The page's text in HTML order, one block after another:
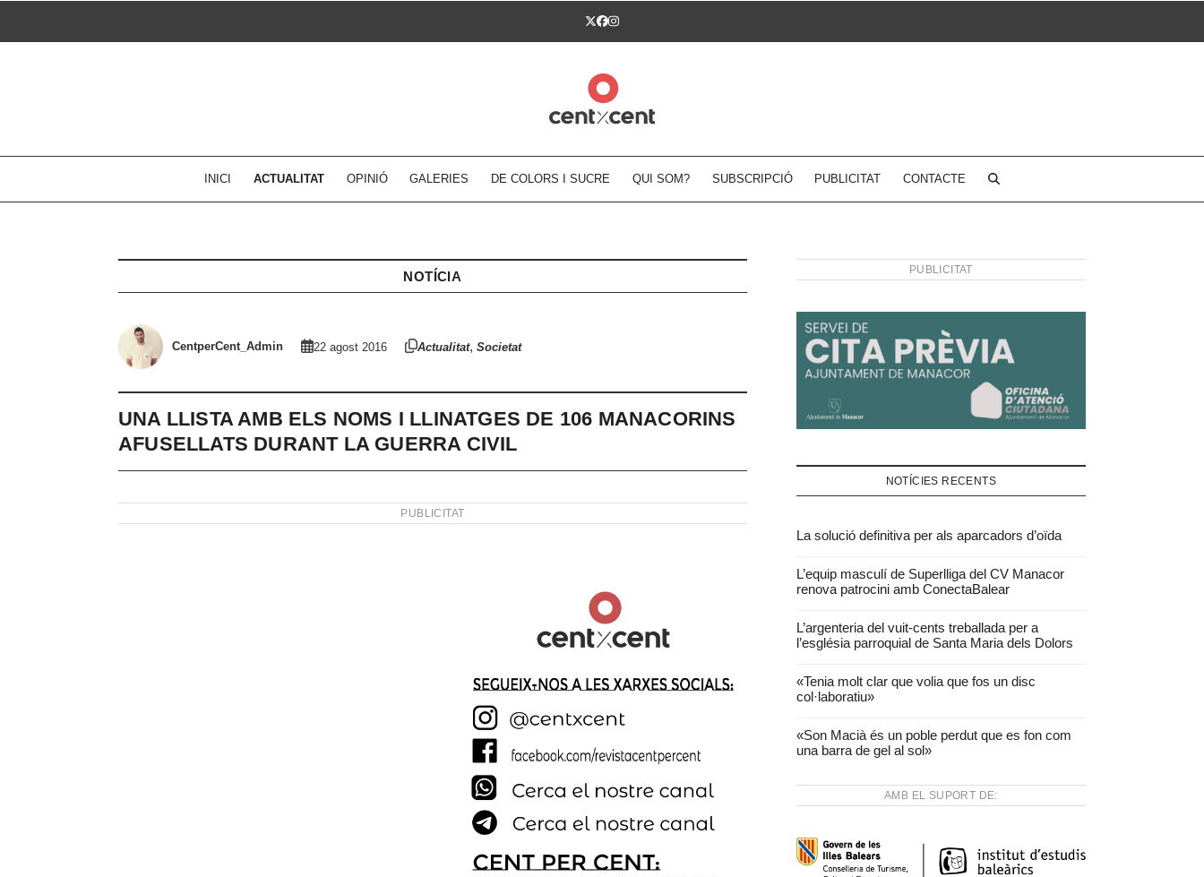
Twitter
Facebook
Instagram
INICI ACTUALITAT OPINIÓ GALERIES DE COLORS I SUCRE QUI SOM? SUBSCRIPCIÓ PUBLICITAT CONTACTE
NOTÍCIA
CentperCent_Admin 22 agost 2016 Actualitat, Societat
UNA LLISTA AMB ELS NOMS I LLINATGES DE 106 MANACORINS
AFUSELLATS DURANT LA GUERRA CIVIL
PUBLICITAT
PUBLICITAT
NOTÍCIES RECENTS
La solució definitiva per als aparcadors d’oïda
L’equip masculí de Superlliga del CV Manacor
renova patrocini amb ConectaBalear
L’argenteria del vuit-cents treballada per a
l’església parroquial de Santa Maria dels Dolors
«Tenia molt clar que volia que fos un disc
col·laboratiu»
«Son Macià és un poble perdut que es fon com
una barra de gel al sol»
AMB EL SUPORT DE: